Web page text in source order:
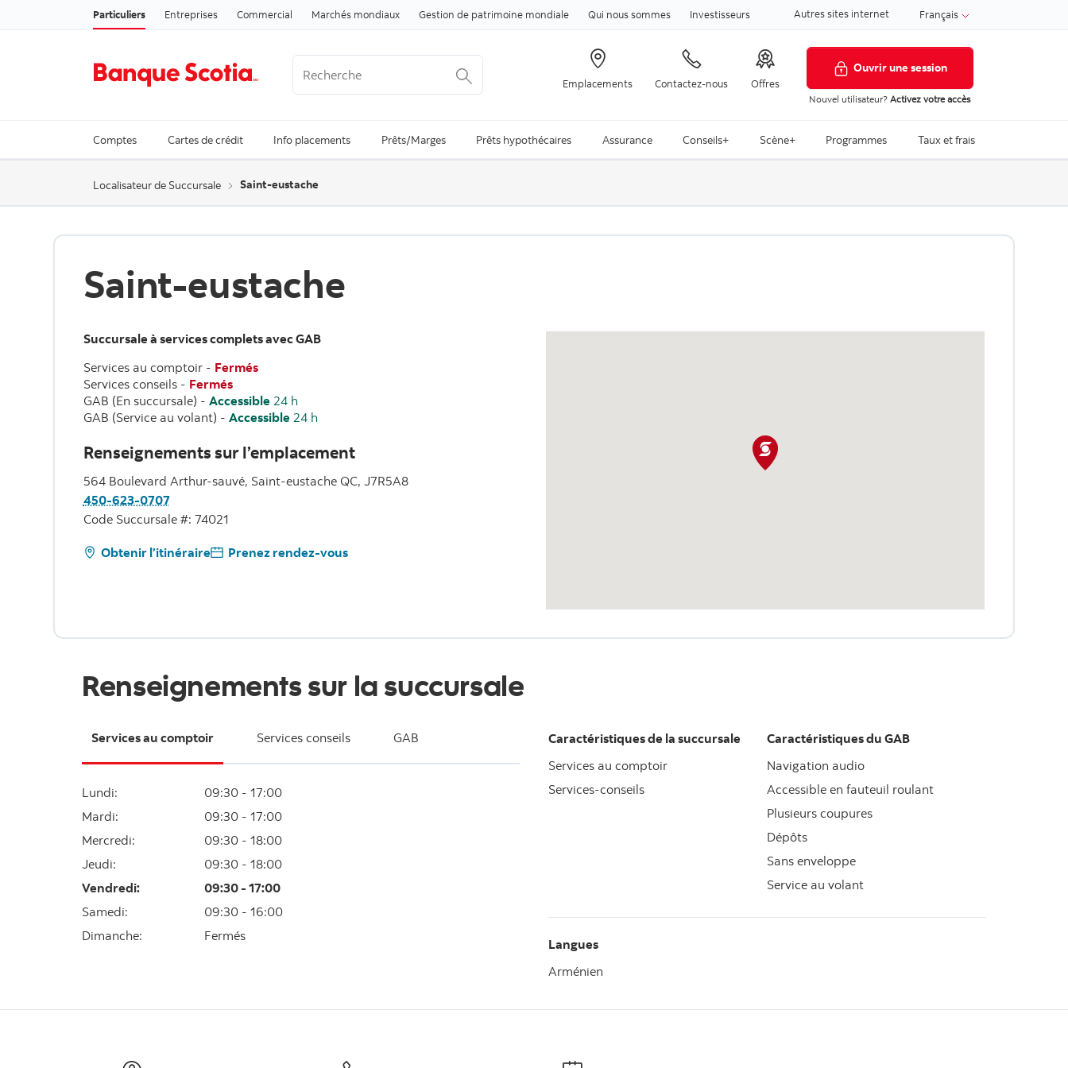
Passer au contenu
Particuliers Entreprises Commercial Marchés mondiaux Gestion de patrimoine mondiale Qui nous sommes Investisseurs Autres sites internet Français
Emplacements Contactez-nous Offres
Ouvrir une session
Nouvel utilisateur?Activez votre accès
Comptes Cartes de crédit Info placements Prêts/Marges Prêts hypothécaires Assurance Conseils+ Scène+ Programmes Taux et frais
Localisateur de Succursale Saint-eustache
Saint-eustache
Succursale à services complets avec GAB
Services au comptoir- Fermés
Services conseils- Fermés
GAB (En succursale) - Accessible 24 h
GAB (Service au volant) - Accessible 24 h
Renseignements sur l’emplacement
564 Boulevard Arthur-sauvé, Saint-eustache QC, J7R5A8
450-623-0707
Code Succursale #: 74021
Obtenir l’itinéraire Prenez rendez-vous
Renseignements sur la succursale
Services au comptoir Services conseils GAB
Lundi:
09:30 - 17:00
Mardi:
09:30 - 17:00
Mercredi:
09:30 - 18:00
Jeudi:
09:30 - 18:00
Vendredi:
09:30 - 17:00
Samedi:
09:30 - 16:00
Dimanche: Fermés
Caractéristiques de la succursale
Services au comptoir
Services-conseils
Caractéristiques du GAB
Navigation audio
Accessible en fauteuil roulant
Plusieurs coupures
Dépôts
Sans enveloppe
Service au volant
Langues
Arménien